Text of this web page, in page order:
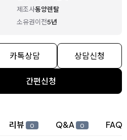
제조사동양렌탈
소유권이전5년
카톡상담 상담신청
간편신청
리뷰 0 Q&A 0 FAQ